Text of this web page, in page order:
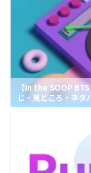
【In the SOOP
じ・見どころ・ネ